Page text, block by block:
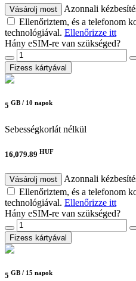
Vásárolj most
Azonnali
Ellenőriztem, és a telefonom
technológiával. Ellenőrizze itt
Hány eSIM-re van szükséged?
Fizess kártyával
5 GB / 10 napok
Sebességkorlát nélkül
16,079.89 HUF
Vásárolj most
Azonnali
Ellenőriztem, és a telefonom
technológiával. Ellenőrizze itt
Hány eSIM-re van szükséged?
Fizess kártyával
5 GB / 15 napok